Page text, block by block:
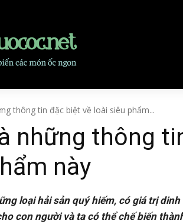
thông tin đặc biệt về loài siêu phẩm...
những thông
này
loại hải sản quý hiếm, có giá trị
con người và ta có thể chế biến